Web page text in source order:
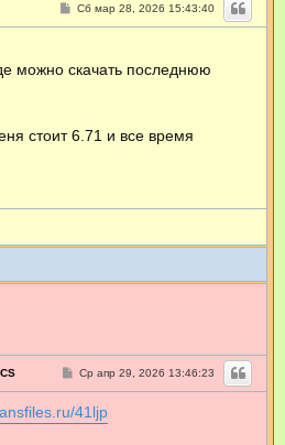
С
е
Сб мар 28, 2026 15:43:40
можно скачать последнюю
стоит 6.71 и все время
С
б
щ
Ср апр 29, 2026 13:46:23
41ljp